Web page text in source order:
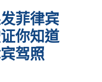
菲律宾
你知道
驾照